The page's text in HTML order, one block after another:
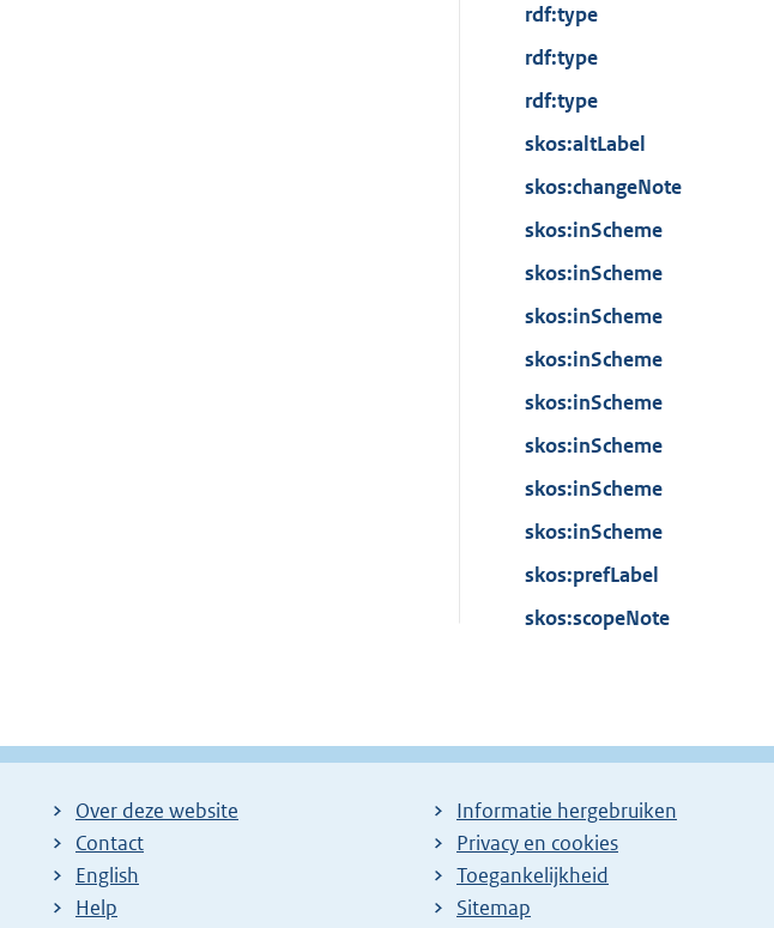
rdf:type
rdf:type
rdf:type
skos:altLabel
skos:changeNote
skos:inScheme
skos:inScheme
skos:inScheme
skos:inScheme
skos:inScheme
skos:inScheme
skos:inScheme
skos:inScheme
skos:prefLabel
skos:scopeNote
Over deze website
Contact
English
Help
Informatie hergebruiken
Privacy en cookies
Toegankelijkheid
Sitemap